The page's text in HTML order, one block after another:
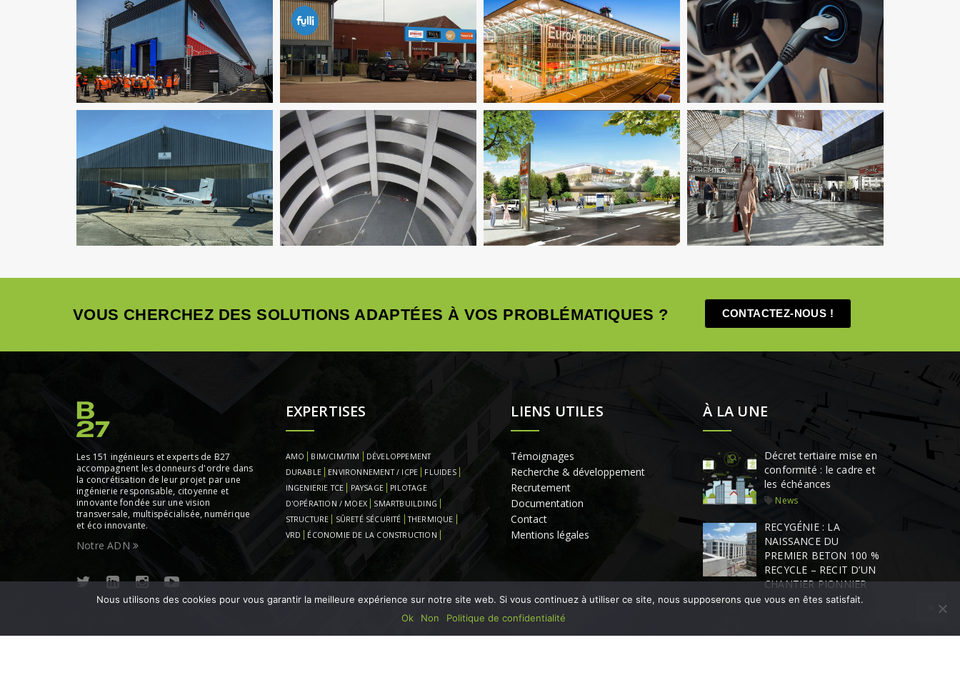
Fluides Infrastructure
Ingenierie TCE
Pilotage D'opération / MOEX
Structure
Thermique VRD AMO Infrastructure Ingenierie TCE
Fluides Infrastructure Ingenierie TCE
Pilotage D'opération / MOEX
Structure VRD Fluides Infrastructure VRD
Infrastructure Ingenierie TCE Infrastructure Thermique AMO Infrastructure
Économie De La Construction Fluides
Infrastructure Pilotage D'opération /
MOEX Structure
VOUS CHERCHEZ DES SOLUTIONS ADAPTÉES À VOS PROBLÉMATIQUES ? CONTACTEZ-NOUS !
Les 151 ingénieurs et experts de B27
accompagnent les donneurs d'ordre dans
la concrétisation de leur projet par une
ingénierie responsable, citoyenne et
innovante fondée sur une vision
transversale, multispécialisée, numérique
et éco innovante.
Notre ADN
EXPERTISES
AMO BIM/CIM/TIM
DÉVELOPPEMENT
DURABLE
ENVIRONNEMENT / ICPE
FLUIDES
INGENIERIE TCE
PAYSAGE
PILOTAGE
D'OPÉRATION / MOEX
SMARTBUILDING
STRUCTURE
SÛRETÉ SÉCURITÉ
THERMIQUE
VRD
ÉCONOMIE DE LA CONSTRUCTION
LIENS UTILES
Témoignages
Recherche & développement
Recrutement
Documentation
Contact
Mentions légales
À LA UNE
Décret tertiaire mise en
conformité : le cadre et
les échéances
News
RECYGÉNIE : LA
NAISSANCE DU
PREMIER BETON 100 %
RECYCLE – RECIT D’UN
CHANTIER PIONNIER
News
Nous utilisons des cookies pour vous garantir la meilleure expérience sur notre site web. Si vous continuez à utiliser ce site, nous supposerons que vous en êtes satisfait.
Ok
Non Politique de confidentialité